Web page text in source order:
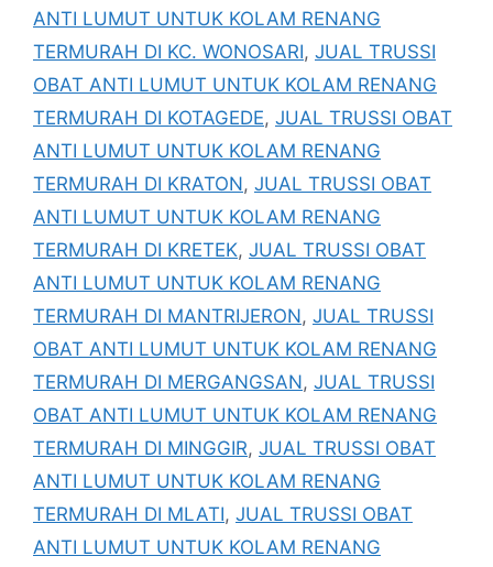
ANTI LUMUT UNTUK KOLAM RENANG
TERMURAH DI KC. WONOSARI, JUAL TRUSSI
OBAT ANTI LUMUT UNTUK KOLAM RENANG
TERMURAH DI KOTAGEDE, JUAL TRUSSI OBAT
ANTI LUMUT UNTUK KOLAM RENANG
TERMURAH DI KRATON, JUAL TRUSSI OBAT
ANTI LUMUT UNTUK KOLAM RENANG
TERMURAH DI KRETEK, JUAL TRUSSI OBAT
ANTI LUMUT UNTUK KOLAM RENANG
TERMURAH DI MANTRIJERON, JUAL TRUSSI
OBAT ANTI LUMUT UNTUK KOLAM RENANG
TERMURAH DI MERGANGSAN, JUAL TRUSSI
OBAT ANTI LUMUT UNTUK KOLAM RENANG
TERMURAH DI MINGGIR, JUAL TRUSSI OBAT
ANTI LUMUT UNTUK KOLAM RENANG
TERMURAH DI MLATI, JUAL TRUSSI OBAT
ANTI LUMUT UNTUK KOLAM RENANG